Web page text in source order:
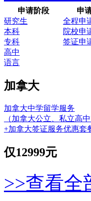
申请阶段
申
研究生
全程申
本科
院校申
专科
签证申
高中
语言
加拿大
加拿大中学留学服务
（加拿大公立、私立高
+加拿大签证服务优惠套
仅12999元
>>查看全